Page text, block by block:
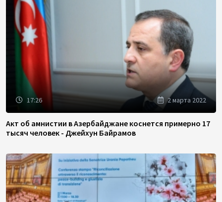
17:26 2 марта 2022
Акт об амнистии в Азербайджане коснется примерно 17
тысяч человек - Джейхун Байрамов